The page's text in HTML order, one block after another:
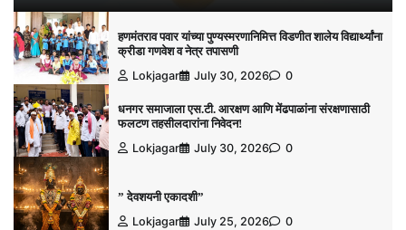
हणमंतराव पवार यांच्या पुण्यस्मरणानिमित्त विडणीत शालेय विद्यार्थ्यांना
क्रीडा गणवेश व नेत्र तपासणी
Lokjagar
July 30, 2026 0
धनगर समाजाला एस.टी. आरक्षण आणि मेंढपाळांना संरक्षणासाठी
फलटण तहसीलदारांना निवेदन!
Lokjagar
July 30, 2026 0
” देवशयनी एकादशी”
Lokjagar
July 25, 2026 0